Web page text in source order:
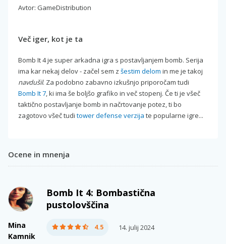
Avtor: GameDistribution
Več iger, kot je ta
Bomb It 4 je super arkadna igra s postavljanjem bomb. Serija
ima kar nekaj delov - začel sem z šestim delom in me je takoj
navdušil. Za podobno zabavno izkušnjo priporočam tudi
Bomb It 7, ki ima še boljšo grafiko in več stopenj. Če ti je všeč
taktično postavljanje bomb in načrtovanje potez, ti bo
zagotovo všeč tudi tower defense verzija te popularne igre...
Ocene in mnenja
Mina
Kamnik
Bomb It 4: Bombastična
pustolovščina
4.5 14. julij 2024